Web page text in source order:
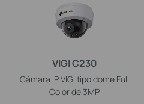
VIGI C230
Cámara IP VIGI tipo dome Full
Color de 3MP